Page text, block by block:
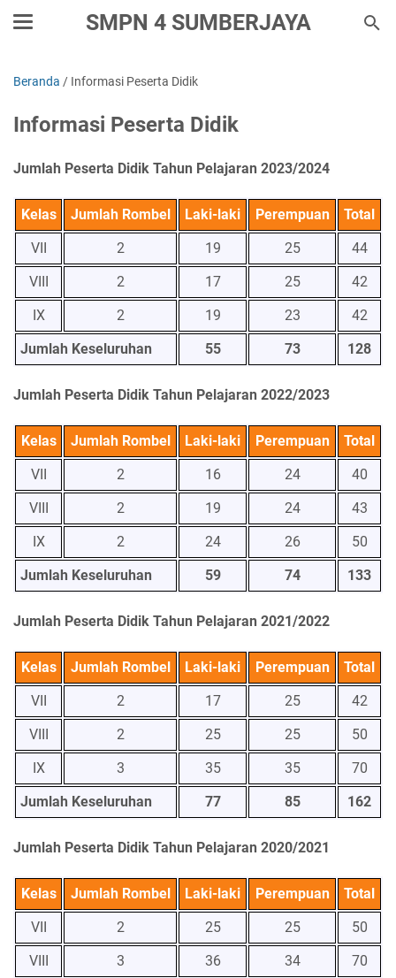
SMPN 4 SUMBERJAYA
Beranda / Informasi Peserta Didik
Informasi Peserta Didik
Jumlah Peserta Didik Tahun Pelajaran 2023/2024
Kelas Jumlah Rombel Laki-laki Perempuan
Total
VII
2 19 25
44
VIII
2 17 25
42
IX
2 19 23
42
Jumlah Keseluruhan
55 73 128
Jumlah Peserta Didik Tahun Pelajaran 2022/2023
Kelas Jumlah Rombel Laki-laki Perempuan
Total
VII
2 16 24
40
VIII
2 19 24
43
IX
2 24 26
50
Jumlah Keseluruhan
59 74 133
Jumlah Peserta Didik Tahun Pelajaran 2021/2022
Kelas Jumlah Rombel Laki-laki Perempuan
Total
VII
2 17 25
42
VIII
2 25 25
50
IX
3 35 35
70
Jumlah Keseluruhan
77 85 162
Jumlah Peserta Didik Tahun Pelajaran 2020/2021
Kelas Jumlah Rombel Laki-laki Perempuan
Total
VII
2 25 25
50
VIII
3 36 34
70